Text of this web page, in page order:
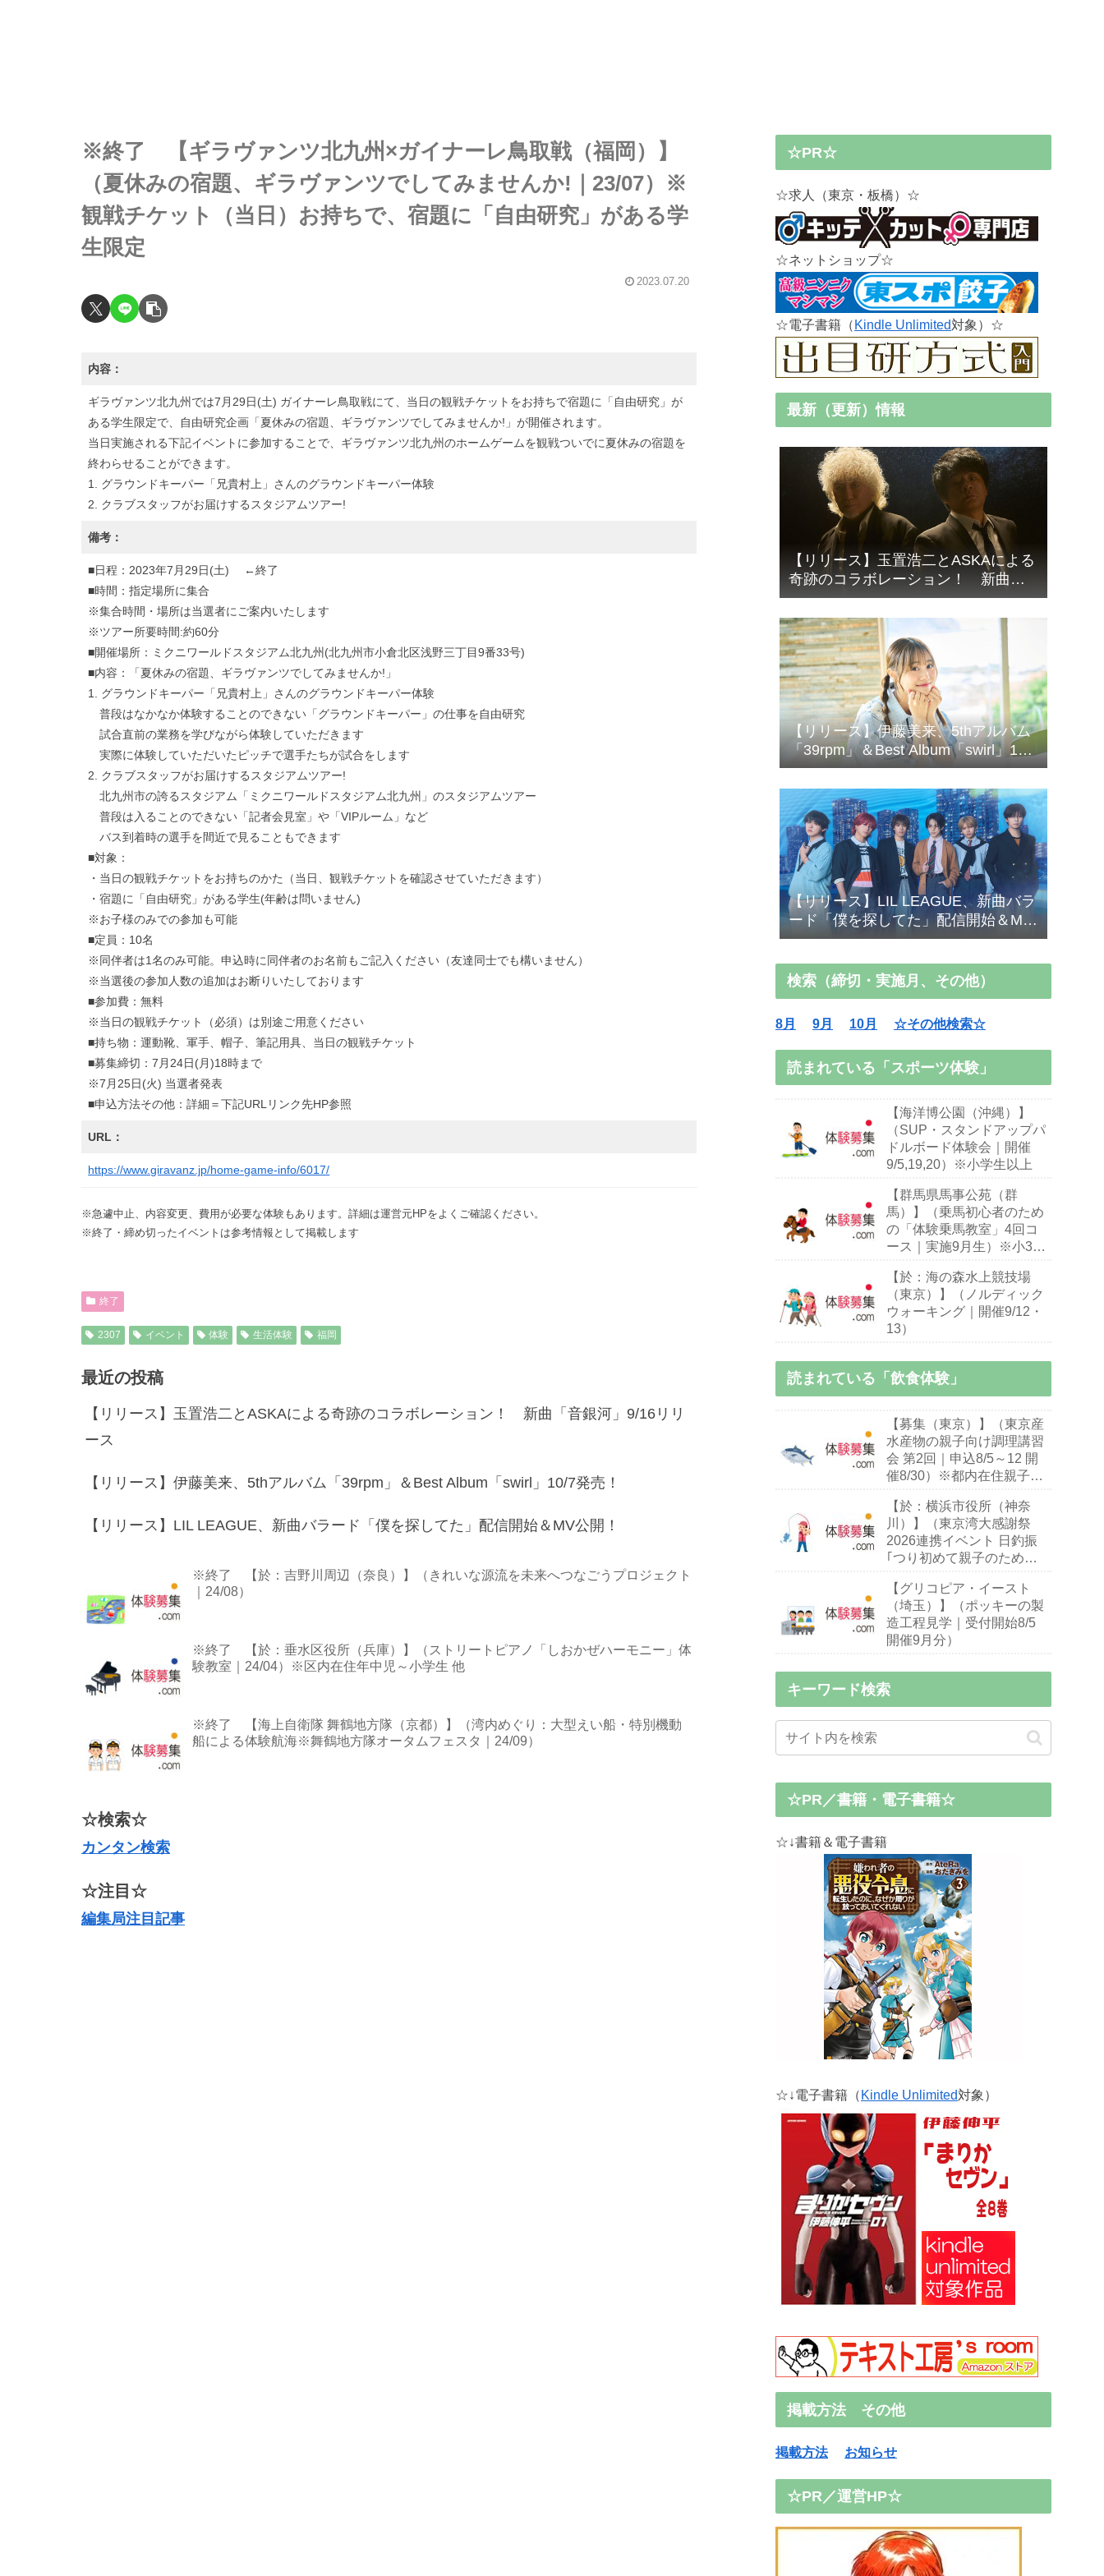
※終了 【ギラヴァンツ北九州×ガイナーレ鳥取戦（福岡）】
（夏休みの宿題、ギラヴァンツでしてみませんか!｜23/07）※
観戦チケット（当日）お持ちで、宿題に「自由研究」がある学
生限定
2023.07.20
内容：
ギラヴァンツ北九州では7月29日(土) ガイナーレ鳥取戦にて、当日の観戦チケットをお持ちで宿題に「自由研究」が
ある学生限定で、自由研究企画「夏休みの宿題、ギラヴァンツでしてみませんか!」が開催されます。
当日実施される下記イベントに参加することで、ギラヴァンツ北九州のホームゲームを観戦ついでに夏休みの宿題を
終わらせることができます。
1. グラウンドキーパー「兄貴村上」さんのグラウンドキーパー体験
2. クラブスタッフがお届けするスタジアムツアー!
備考：
■日程：2023年7月29日(土) ←終了
■時間：指定場所に集合
※集合時間・場所は当選者にご案内いたします
※ツアー所要時間:約60分
■開催場所：ミクニワールドスタジアム北九州(北九州市小倉北区浅野三丁目9番33号)
■内容：「夏休みの宿題、ギラヴァンツでしてみませんか!」
1. グラウンドキーパー「兄貴村上」さんのグラウンドキーパー体験
普段はなかなか体験することのできない「グラウンドキーパー」の仕事を自由研究
試合直前の業務を学びながら体験していただきます
実際に体験していただいたピッチで選手たちが試合をします
2. クラブスタッフがお届けするスタジアムツアー!
北九州市の誇るスタジアム「ミクニワールドスタジアム北九州」のスタジアムツアー
普段は入ることのできない「記者会見室」や「VIPルーム」など
バス到着時の選手を間近で見ることもできます
■対象：
・当日の観戦チケットをお持ちのかた（当日、観戦チケットを確認させていただきます）
・宿題に「自由研究」がある学生(年齢は問いません)
※お子様のみでの参加も可能
■定員：10名
※同伴者は1名のみ可能。申込時に同伴者のお名前もご記入ください（友達同士でも構いません）
※当選後の参加人数の追加はお断りいたしております
■参加費：無料
※当日の観戦チケット（必須）は別途ご用意ください
■持ち物：運動靴、軍手、帽子、筆記用具、当日の観戦チケット
■募集締切：7月24日(月)18時まで
※7月25日(火) 当選者発表
■申込方法その他：詳細＝下記URLリンク先HP参照
URL：
https://www.giravanz.jp/home-game-info/6017/
※急遽中止、内容変更、費用が必要な体験もあります。詳細は運営元HPをよくご確認ください。
※終了・締め切ったイベントは参考情報として掲載します
終了
2307 イベント 体験 生活体験 福岡
最近の投稿
【リリース】玉置浩二とASKAによる奇跡のコラボレーション！ 新曲「音銀河」9/16リリ
ース
【リリース】伊藤美来、5thアルバム「39rpm」＆Best Album「swirl」10/7発売！
【リリース】LIL LEAGUE、新曲バラード「僕を探してた」配信開始＆MV公開！
※終了 【於：吉野川周辺（奈良）】（きれいな源流を未来へつなごうプロジェクト
｜24/08）
※終了 【於：垂水区役所（兵庫）】（ストリートピアノ「しおかぜハーモニー」体
験教室｜24/04）※区内在住年中児～小学生 他
※終了 【海上自衛隊 舞鶴地方隊（京都）】（湾内めぐり：大型えい船・特別機動
船による体験航海※舞鶴地方隊オータムフェスタ｜24/09）
☆検索☆
カンタン検索
☆注目☆
編集局注目記事
☆PR☆
☆求人（東京・板橋）☆
☆ネットショップ☆
☆電子書籍（Kindle Unlimited対象）☆
最新（更新）情報
【リリース】玉置浩二とASKAによる
奇跡のコラボレーション！ 新曲
「音銀河」9/16リリース
【リリース】伊藤美来、5thアルバム
「39rpm」＆Best Album「swirl」10/7
発売！
【リリース】LIL LEAGUE、新曲バラ
ード「僕を探してた」配信開始＆MV
公開！
検索（締切・実施月、その他）
8月 9月 10月 ☆その他検索☆
読まれている「スポーツ体験」
【海洋博公園（沖縄）】
（SUP・スタンドアップパ
ドルボード体験会｜開催
9/5,19,20）※小学生以上
【群馬県馬事公苑（群
馬）】（乗馬初心者のため
の「体験乗馬教室」4回コ
ース｜実施9月生）※小3～
【於：海の森水上競技場
（東京）】（ノルディック
ウォーキング｜開催9/12・
13）
読まれている「飲食体験」
【募集（東京）】（東京産
水産物の親子向け調理講習
会 第2回｜申込8/5～12 開
催8/30）※都内在住親子
【於：横浜市役所（神奈
川）】（東京湾大感謝祭
2026連携イベント 日釣振
｢つり初めて親子のための
9/13 開催9/26・27）※釣り
初心者,小中学生親子
【グリコピア・イースト
（埼玉）】（ポッキーの製
造工程見学｜受付開始8/5
開催9月分）
キーワード検索
☆PR／書籍・電子書籍☆
☆↓書籍＆電子書籍
☆↓電子書籍（ Kindle Unlimited対象）
掲載方法 その他
掲載方法 お知らせ
☆PR／運営HP☆